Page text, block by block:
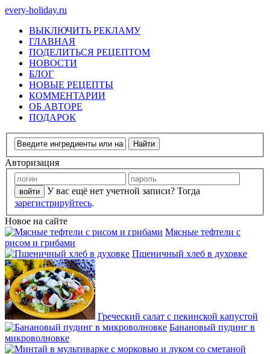
every-holiday.ru
ВЫКЛЮЧИТЬ РЕКЛАМУ
ГЛАВНАЯ
ПОДЕЛИТЬСЯ РЕЦЕПТОМ
НОВОСТИ
БЛОГ
НОВЫЕ РЕЦЕПТЫ
КОММЕНТАРИИ
ОБ АВТОРЕ
ПОДАРОК
Авторизация
У вас ещё нет учетной записи? Тогда
зарегистрируйтесь.
Новое на сайте
Мясные тефтели с
рисом и грибами
Пшеничный хлеб в духовке
Греческий салат с пекинской капустой
Банановый пудинг в
микроволновке